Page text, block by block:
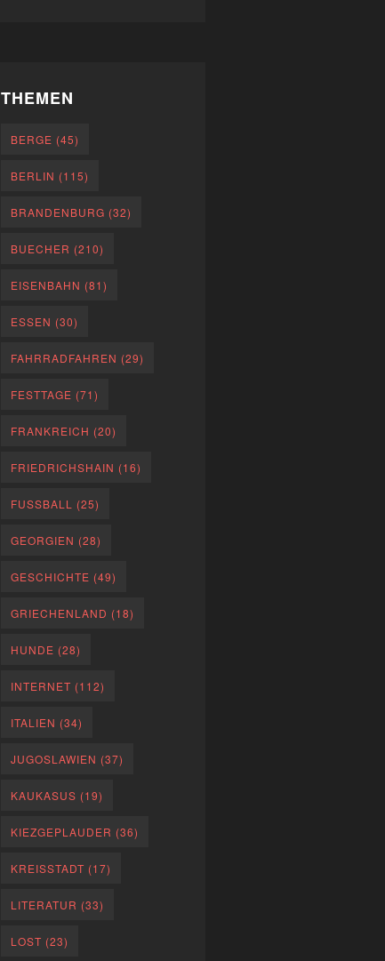
THEMEN
BERGE (45)
BERLIN (115)
BRANDENBURG (32)
BUECHER (210)
EISENBAHN (81)
ESSEN (30)
FAHRRADFAHREN (29)
FESTTAGE (71)
FRANKREICH (20)
FRIEDRICHSHAIN (16)
FUSSBALL (25)
GEORGIEN (28)
GESCHICHTE (49)
GRIECHENLAND (18)
HUNDE (28)
INTERNET (112)
ITALIEN (34)
JUGOSLAWIEN (37)
KAUKASUS (19)
KIEZGEPLAUDER (36)
KREISSTADT (17)
LITERATUR (33)
LOST (23)